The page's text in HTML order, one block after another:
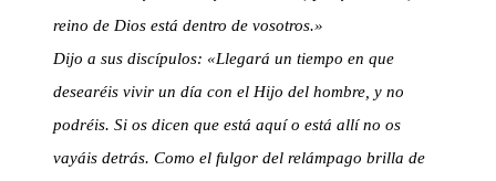
reino de Dios está dentro de vosotros.»
Dijo a sus discípulos: «Llegará un tiempo en que
desearéis vivir un día con el Hijo del hombre, y no
podréis. Si os dicen que está aquí o está allí no os
vayáis detrás. Como el fulgor del relámpago brilla de